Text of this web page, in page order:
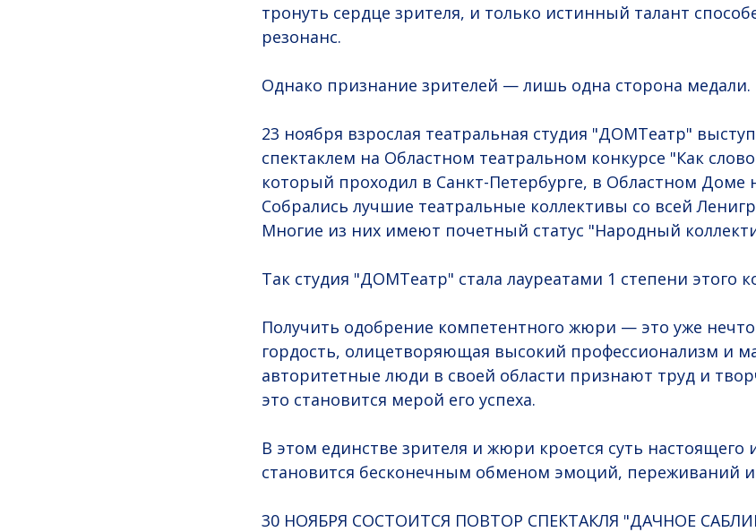
тронуть сердце зрителя, и только истинный талант
резонанс.
Однако признание зрителей — лишь одна сторона медали.
23 ноября взрослая театральная студия "ДОМТеатр"
спектаклем на Областном театральном конкурсе "Как
который проходил в Санкт-Петербурге, в Областном Доме
Собрались лучшие театральные коллективы со всей
Многие из них имеют почетный статус "Народный
Так студия "ДОМТеатр" стала лауреатами 1 степени этого
Получить одобрение компетентного жюри — это уже нечто
гордость, олицетворяющая высокий профессионализм и
авторитетные люди в своей области признают труд и
это становится мерой его успеха.
В этом единстве зрителя и жюри кроется суть настоящего
становится бесконечным обменом эмоций, переживаний и
30 НОЯБРЯ СОСТОИТСЯ ПОВТОР СПЕКТАКЛЯ "ДАЧНОЕ